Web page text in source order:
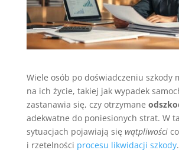
Wiele osób po doświadczeniu szkody
na ich życie, takiej jak wypadek
zastanawia się, czy otrzymane
adekwatne do poniesionych strat. W
sytuacjach pojawiają się wątpliwości
i rzetelności procesu likwidacji szkody.